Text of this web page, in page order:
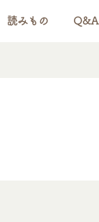
読みもの Q&A